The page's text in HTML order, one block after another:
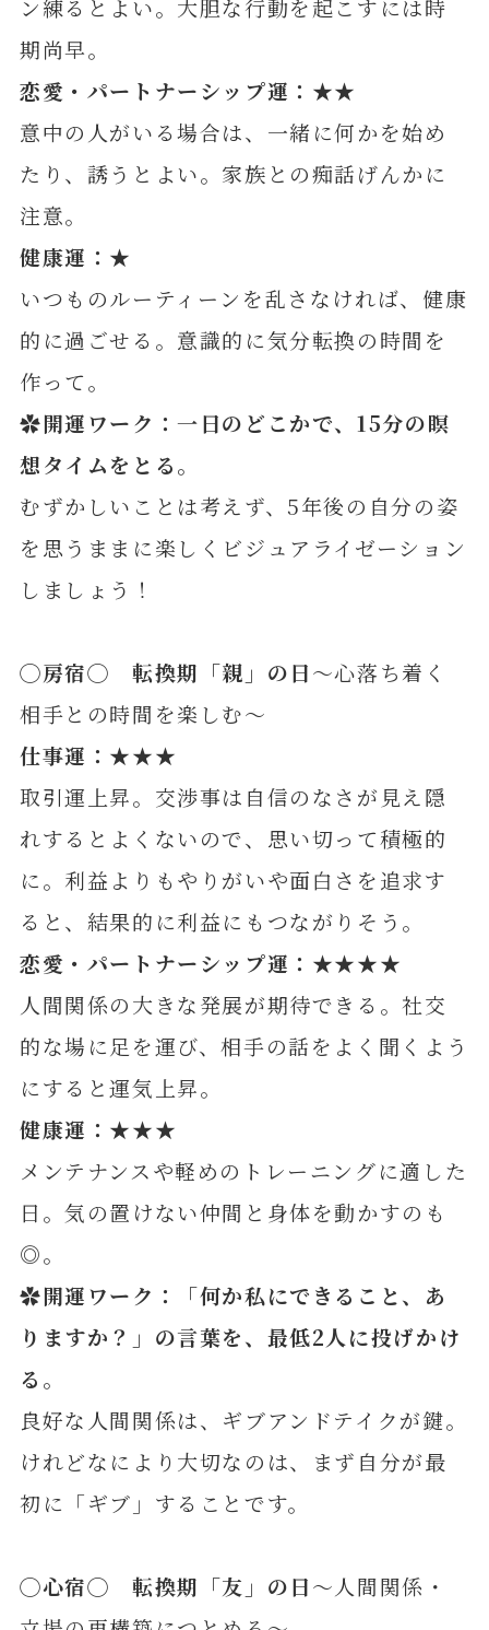
ン練るとよい。大胆な行動を起こすには時
期尚早。
恋愛・パートナーシップ運：★★
意中の人がいる場合は、一緒に何かを始め
たり、誘うとよい。家族との痴話げんかに
注意。
健康運：★
いつものルーティーンを乱さなければ、健康
的に過ごせる。意識的に気分転換の時間を
作って。
✿開運ワーク：一日のどこかで、15分の瞑
想タイムをとる。
むずかしいことは考えず、5年後の自分の姿
を思うままに楽しくビジュアライゼーション
しましょう！
◯房宿◯ 転換期「親」の日～心落ち着く
相手との時間を楽しむ～
仕事運：★★★
取引運上昇。交渉事は自信のなさが見え隠
れするとよくないので、思い切って積極的
に。利益よりもやりがいや面白さを追求す
ると、結果的に利益にもつながりそう。
恋愛・パートナーシップ運：★★★★
人間関係の大きな発展が期待できる。社交
的な場に足を運び、相手の話をよく聞くよう
にすると運気上昇。
健康運：★★★
メンテナンスや軽めのトレーニングに適した
日。気の置けない仲間と身体を動かすのも
◎。
✿開運ワーク：「何か私にできること、あ
りますか？」の言葉を、最低2人に投げかけ
る。
良好な人間関係は、ギブアンドテイクが鍵。
けれどなにより大切なのは、まず自分が最
初に「ギブ」することです。
◯心宿◯ 転換期「友」の日～人間関係・